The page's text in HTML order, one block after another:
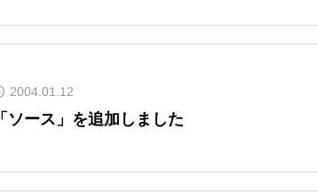
2004.01.12
「ソース」を追加しました